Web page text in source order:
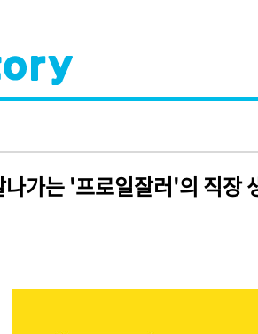
가는 '프로일잘러'의 직장